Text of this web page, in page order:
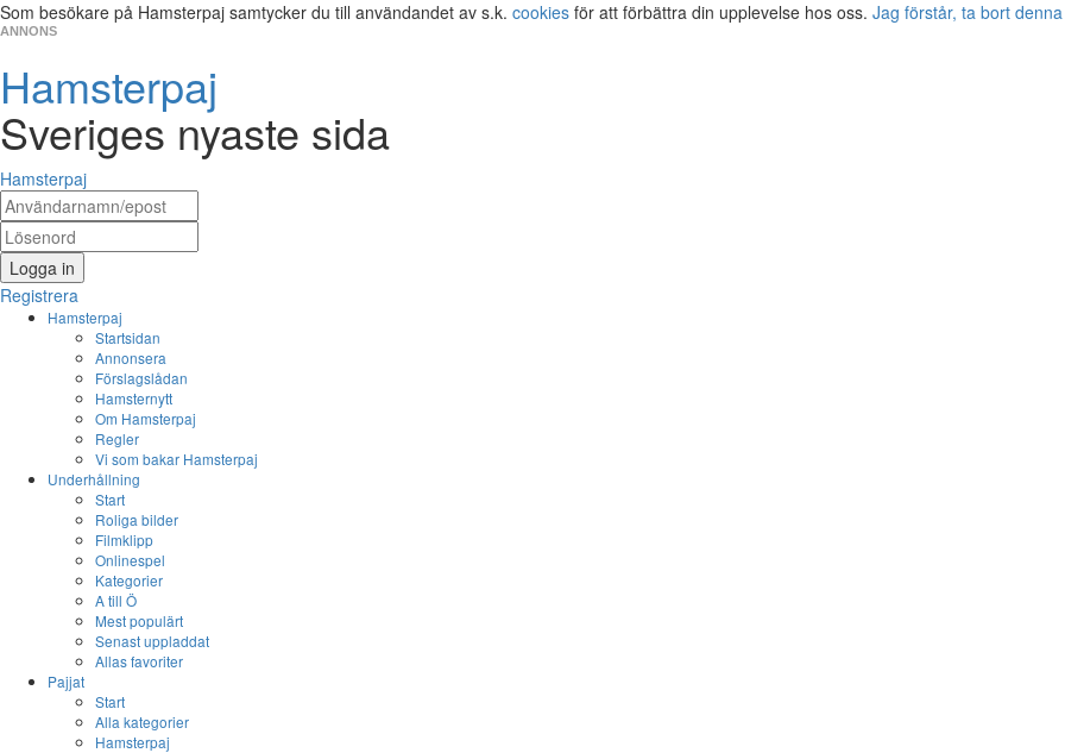
Som besökare på Hamsterpaj samtycker du till användandet av s.k. cookies för att förbättra din upplevelse hos oss. Jag förstår, ta bort
ANNONS
Hamsterpaj
Sveriges nyaste sida
Hamsterpaj
Logga in
Registrera
Hamsterpaj
Startsidan
Annonsera
Förslagslådan
Hamsternytt
Om Hamsterpaj
Regler
Vi som bakar Hamsterpaj
Underhållning
Start
Roliga bilder
Filmklipp
Onlinespel
Kategorier
A till Ö
Mest populärt
Senast uppladdat
Allas favoriter
Pajjat
Start
Alla kategorier
Hamsterpaj